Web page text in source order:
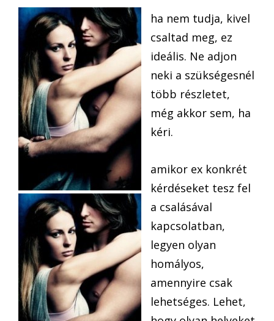
ha nem tudja, kivel
csaltad meg, ez
ideális. Ne adjon
neki a szükségesnél
több részletet,
még akkor sem, ha
kéri.
amikor ex konkrét
kérdéseket tesz fel
a csalásával
kapcsolatban,
legyen olyan
homályos,
amennyire csak
lehetséges. Lehet,